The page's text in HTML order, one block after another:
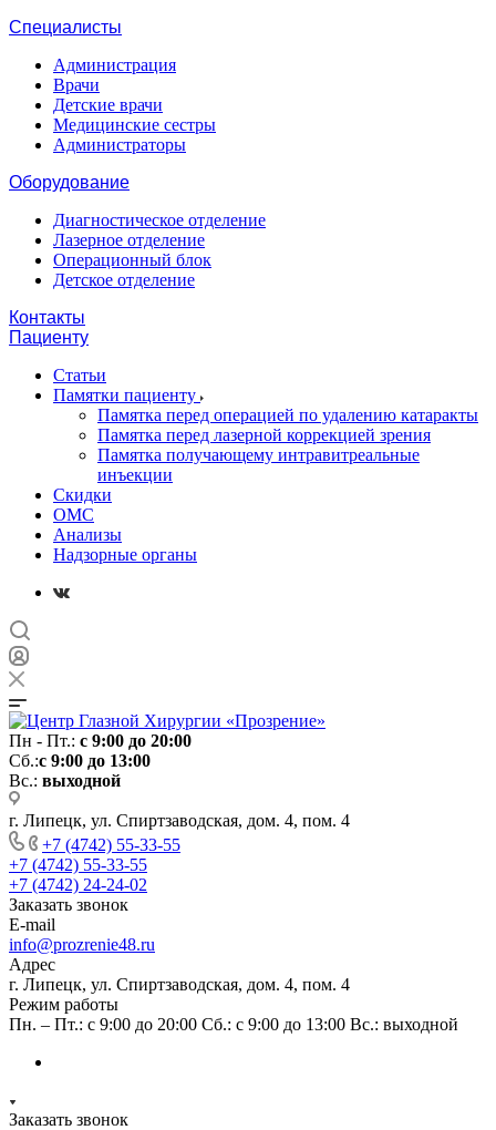
Специалисты
Администрация
Врачи
Детские врачи
Медицинские сестры
Администраторы
Оборудование
Диагностическое отделение
Лазерное отделение
Операционный блок
Детское отделение
Контакты
Пациенту
Статьи
Памятки пациенту
Памятка перед операцией по удалению катаракты
Памятка перед лазерной коррекцией зрения
Памятка получающему интравитреальные
инъекции
Скидки
ОМС
Анализы
Надзорные органы
Пн - Пт.: с 9:00 до 20:00
Сб.:с 9:00 до 13:00
Вс.: выходной
г. Липецк, ул. Спиртзаводская, дом. 4, пом. 4
+7 (4742) 55-33-55
+7 (4742) 55-33-55
+7 (4742) 24-24-02
Заказать звонок
E-mail
info@prozrenie48.ru
Адрес
г. Липецк, ул. Спиртзаводская, дом. 4, пом. 4
Режим работы
Пн. – Пт.: с 9:00 до 20:00 Сб.: с 9:00 до 13:00 Вс.: выходной
Заказать звонок